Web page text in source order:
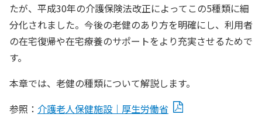
たが、平成30年の介護保険法改正によってこの5種類に細
分化されました。今後の老健のあり方を明確にし、利用者
の在宅復帰や在宅療養のサポートをより充実させるためで
す。
本章では、老健の種類について解説します。
参照： 介護老人保健施設｜厚生労働省